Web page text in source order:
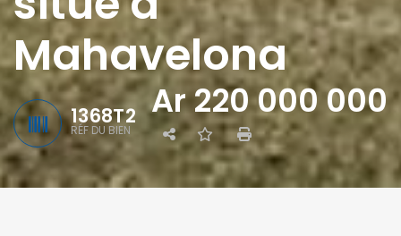
Mahavelona
1368T2
RÉF DU BIEN
Ar 220 000 000